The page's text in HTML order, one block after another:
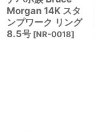
Morgan 14K スタ
ンプワーク リング
8.5号 [NR-0018]